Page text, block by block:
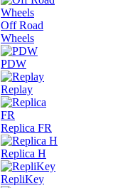
Off Road
Wheels
PDW
Replay
Replica FR
Replica H
RepliKey